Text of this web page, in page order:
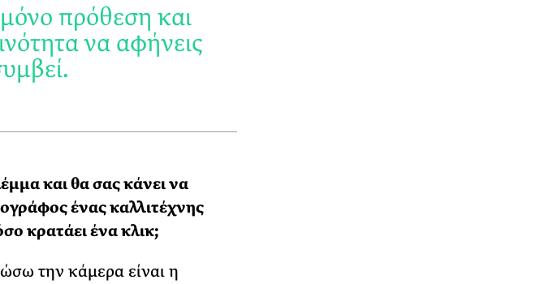
πρόθεση και
να αφήνεις
και θα σας κάνει να
ένας καλλιτέχνης
κρατάει ένα κλικ;
την κάμερα είναι η